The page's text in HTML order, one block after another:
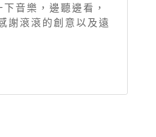
音樂，邊聽邊看，
謝滾滾的創意以及遠